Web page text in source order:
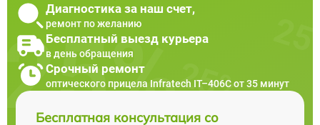
Диагностика за наш счет,
ремонт по желанию
Бесплатный выезд курьера
в день обращения
Срочный ремонт
оптического прицела Infratech IT–406С от 35 минут
Бесплатная консультация со